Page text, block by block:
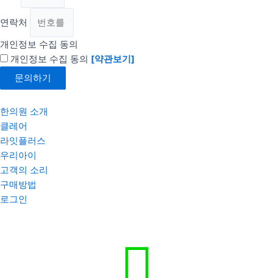
연락처
개인정보 수집 동의
개인정보 수집 동의 [약관보기]
문의하기
한의원 소개
클레어
라잇플러스
우리아이
고객의 소리
구매방법
로그인